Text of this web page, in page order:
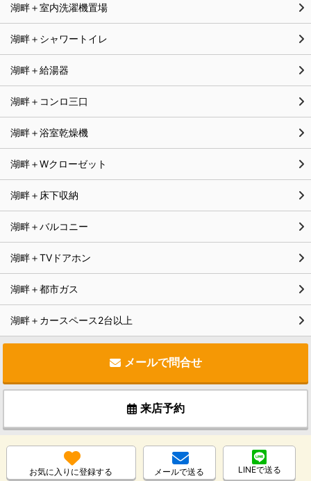
湖畔＋室内洗濯機置場
湖畔＋シャワートイレ
湖畔＋給湯器
湖畔＋コンロ三口
湖畔＋浴室乾燥機
湖畔＋Wクローゼット
湖畔＋床下収納
湖畔＋バルコニー
湖畔＋TVドアホン
湖畔＋都市ガス
湖畔＋カースペース2台以上
メールで問合せ
来店予約
お気に入りに登録する メールで送る LINEで送る